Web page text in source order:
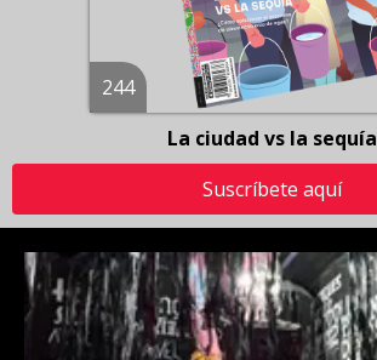
244
La ciudad vs la sequía
Suscríbete aquí